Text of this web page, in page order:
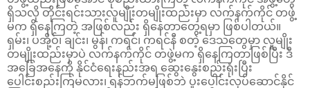
ရှိသလို တိုင်းရင်းသားလူမျိုးတမျိုးထည်းမှာ လက်နက်ကိုင် တဖွဲ့
မက ရှိနေကြတဲ့ အဖြစ်လည်း ရှိနေတာတွေ့ရမှာ ဖြစ်ပါတယ်။
ရှမ်း၊ ပအို့ဝ်၊ ချင်း၊ မွန်၊ ကရင်၊ ကရင်နီ စတဲ့ ဒေသတွေမှာ လူမျိုး
တမျိုးထည်းမှာပဲ လက်နက်ကိုင် တဖွဲ့မက ရှိနေကြတာဖြစ်ပြီး ဒီ
အခြေအနေကို နိုင်ငံရေးနည်းအရ ဆွေးနွေးစည်းရုံးပြီး
ပေါင်းစည်းကြမလား၊ ရန်ဘက်မဖြစ်ဘဲ ပူးပေါင်းလုပ်ဆောင်နိုင်